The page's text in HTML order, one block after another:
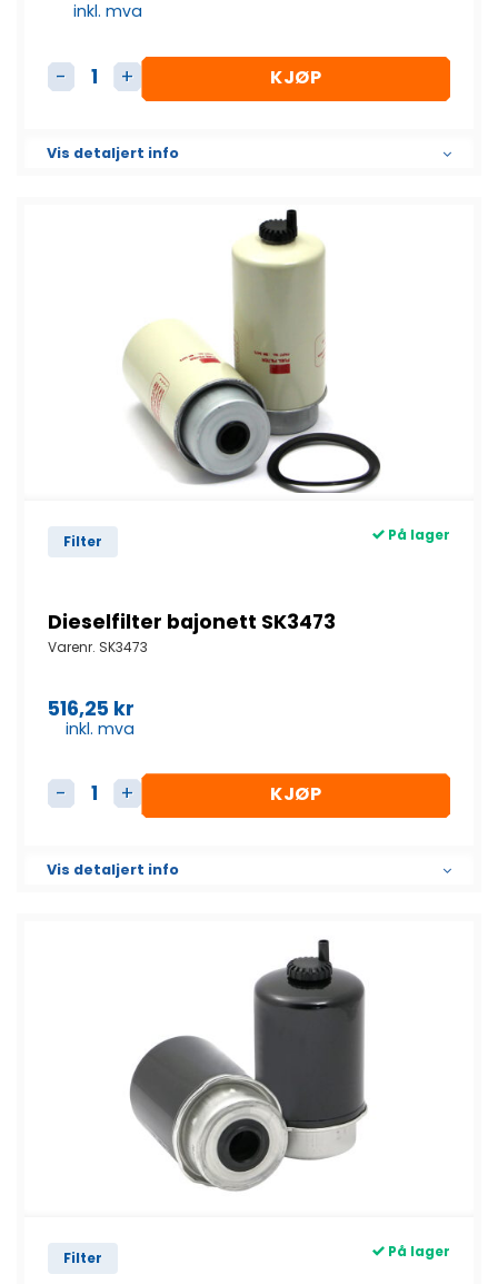
inkl. mva
Dieselfilter bajonett SK3305 antall
KJØP
Vis detaljert info
Filter På lager
Dieselfilter bajonett SK3473
Varenr. SK3473
516,25 kr
inkl. mva
Dieselfilter bajonett SK3473 antall
KJØP
Vis detaljert info
Filter På lager